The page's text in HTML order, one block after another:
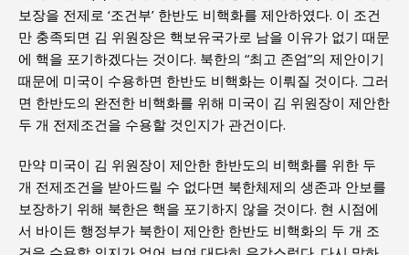
보장을 전제로 ‘조건부’ 한반도 비핵화를 제안하였다. 이 조건
만 충족되면 김 위원장은 핵보유국가로 남을 이유가 없기 때문
에 핵을 포기하겠다는 것이다. 북한의 “최고 존엄”의 제안이기
때문에 미국이 수용하면 한반도 비핵화는 이뤄질 것이다. 그러
면 한반도의 완전한 비핵화를 위해 미국이 김 위원장이 제안한
두 개 전제조건을 수용할 것인지가 관건이다.
만약 미국이 김 위원장이 제안한 한반도의 비핵화를 위한 두
개 전제조건을 받아드릴 수 없다면 북한체제의 생존과 안보를
보장하기 위해 북한은 핵을 포기하지 않을 것이다. 현 시점에
서 바이든 행정부가 북한이 제안한 한반도 비핵화의 두 개 조